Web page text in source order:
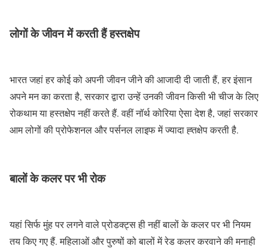
लोगों के जीवन में करती हैंहस्तक्षेप
भारत जहां हर कोई को अपनी जीवन जीने की आजादी दी जाती हैं, हर इंसान
अपने मन का करता है, सरकार द्वारा उन्हें उनकी जीवन किसी भी चीज के लिए
रोकथाम या हस्तक्षेप नहीं करते हैं. वहीं नॉर्थ कोरिया ऐसा देश है, जहां सरकार
आम लोगों की प्रोफेशनल और पर्सनल लाइफ में ज्यादा ह्तक्षेप करती है.
बालों के कलर पर भी रोक
यहां सिर्फ मुंह पर लगने वाले प्रोडक्ट्स ही नहीं बालों के कलर पर भी नियम
तय किए गए हैं. महिलाओं और पुरुषों को बालों में रेड कलर करवाने की मनाही